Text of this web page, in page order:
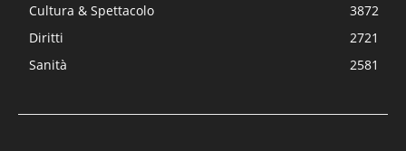
Cultura & Spettacolo
3872
Diritti
2721
Sanità
2581